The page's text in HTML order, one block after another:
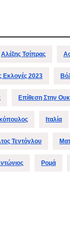
Αλέξης Τσίπρας
Εκλογές 2023
Επίθεση Στην
Ιταλία
Τεντόγλου
Ρομά